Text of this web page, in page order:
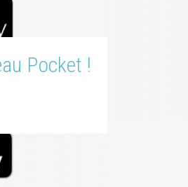
Pocket !